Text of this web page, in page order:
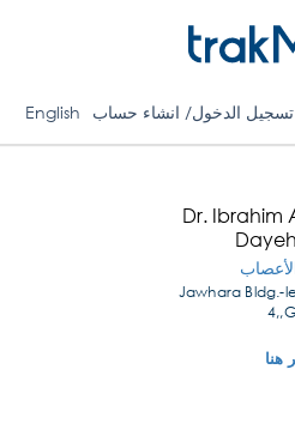
تسجيل الدخول/ انشاء حساب English
Dr. Ibrahim
Jawhara Bldg.-
هنا